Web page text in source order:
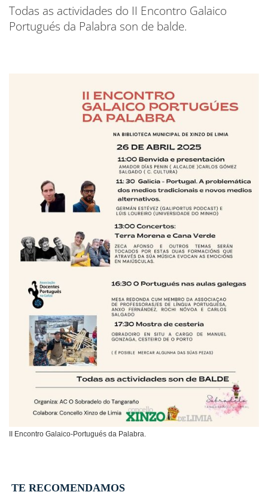
Todas as actividades do II Encontro Galaico
Portugués da Palabra son de balde.
II Encontro Galaico-Portugués da Palabra.
TE RECOMENDAMOS